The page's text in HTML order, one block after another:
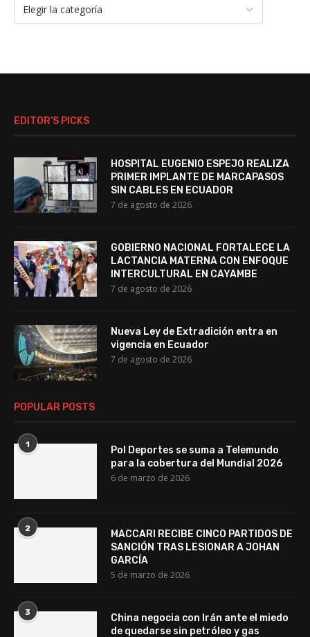
EDITOR’S PICKS
HOSPITAL EUGENIO ESPEJO REALIZA
PRIMER IMPLANTE DE MARCAPASOS
SIN CABLES EN ECUADOR
7 de agosto de 2026
GOBIERNO NACIONAL FORTALECE LA
LACTANCIA MATERNA CON ENFOQUE
INTERCULTURAL EN CAYAMBE
7 de agosto de 2026
Nueva Ley de Extradición entra en
vigencia en Ecuador
7 de agosto de 2026
POPULAR POSTS
1
Pol Deportes se suma a Telemundo
para la cobertura del Mundial 2026
6 de marzo de 2026
2
MACCARI RECIBE CINCO PARTIDOS DE
SANCIÓN TRAS LESIONAR A JOHAN
GARCÍA
5 de marzo de 2026
3
China negocia con Irán ante el miedo
de quedarse sin petróleo y gas